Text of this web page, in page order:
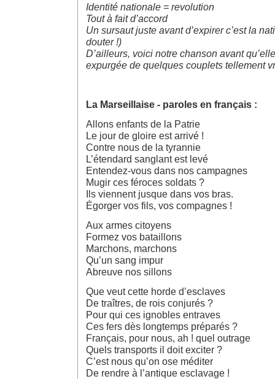
Identité nationale = revolution
Tout à fait d’accord
Un sursaut juste avant d’expirer c’est la
douter !)
D’ailleurs, voici notre chanson avant
expurgée de quelques couplets tellement
La Marseillaise - paroles en français :
Allons enfants de la Patrie
Le jour de gloire est arrivé !
Contre nous de la tyrannie
L’étendard sanglant est levé
Entendez-vous dans nos campagnes
Mugir ces féroces soldats ?
Ils viennent jusque dans vos bras.
Égorger vos fils, vos compagnes !
Aux armes citoyens
Formez vos bataillons
Marchons, marchons
Qu’un sang impur
Abreuve nos sillons
Que veut cette horde d’esclaves
De traîtres, de rois conjurés ?
Pour qui ces ignobles entraves
Ces fers dès longtemps préparés ?
Français, pour nous, ah ! quel outrage
Quels transports il doit exciter ?
C’est nous qu’on ose méditer
De rendre à l’antique esclavage !